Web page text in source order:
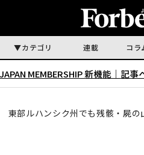
カテゴリ 連載 コラ
MEMBERSHIP 新機能｜ 記事
部ルハンシク州でも残骸・屍の